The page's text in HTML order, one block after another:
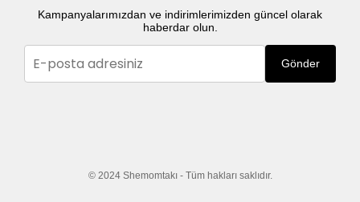
Kampanyalarımızdan ve indirimlerimizden güncel olarak
haberdar olun.
Gönder
© 2024 Shemomtakı - Tüm hakları saklıdır.